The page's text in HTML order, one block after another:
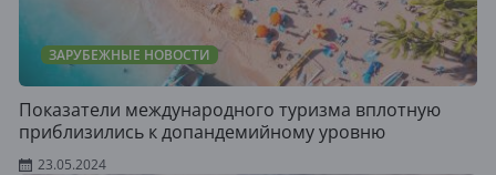
ЗАРУБЕЖНЫЕ НОВОСТИ
Показатели международного туризма вплотную
приблизились к допандемийному уровню
23.05.2024